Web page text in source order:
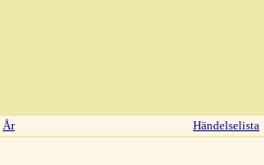
År Händelselista